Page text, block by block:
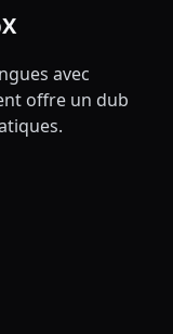
avec
offre un dub